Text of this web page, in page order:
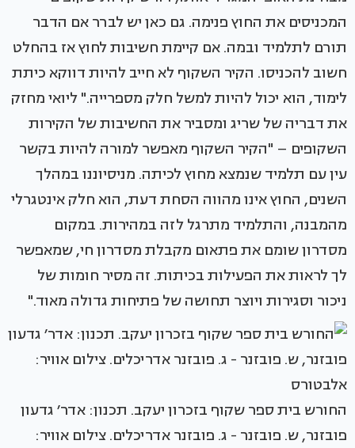
המכניסים את החוץ פנימה. גם כאן יש לברר אם הדבר
תורם לתלמיד ובמה. אם קיימת חשיבות לחוץ אז בהחלט
חשוב להכניסו. הקיר השקוף לא חייב להיות דווקא כיתת
לימוד, הוא יכול להיות למשל חלק מספרייה." ליואי מחזק
את דבריה של שריג ומסביר את החשיבות של הקירות
השקופים – "הקיר השקוף מאפשר למורה להיות בקשר
עין עם תלמיד שנמצא מחוץ לכיתה. מניסיוננו במהלך
השנים, החוץ אינו מהווה הסחת דעת, הוא חלק אינטגרלי
מהמבנה, והתלמיד מתרגל לזה במהירות. במקום
מסדרון שומם את פתאום מקבלת מסדרון חי, שמאפשר
לך לראות את הפעילות בכיתות. זה מסיר חומות של
ניכור וסגירות ויוצר תחושה של פתיחות גדולה מאוד."
החורש בית ספר שקוף בזכרון יעקב. תכנון: אדר׳ גדעון
פובזנר, ש. פובזנר - ג. פובזנר אדריכלים. צילום אוויר: